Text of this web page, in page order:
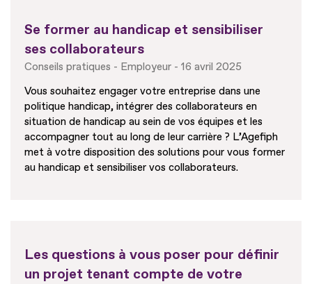
Se former au handicap et sensibiliser
ses collaborateurs
Conseils pratiques Employeur
16 avril 2025
Vous souhaitez engager votre entreprise dans une
politique handicap, intégrer des collaborateurs en
situation de handicap au sein de vos équipes et les
accompagner tout au long de leur carrière ? L’Agefiph
met à votre disposition des solutions pour vous former
au handicap et sensibiliser vos collaborateurs.
Les questions à vous poser pour définir
un projet tenant compte de votre